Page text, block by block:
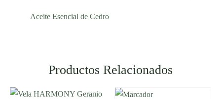
Aceite Esencial de Cedro
Productos Relacionados